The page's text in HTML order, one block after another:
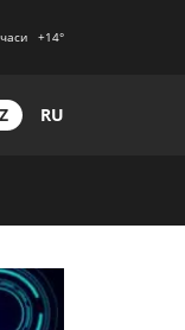
+14°
RU